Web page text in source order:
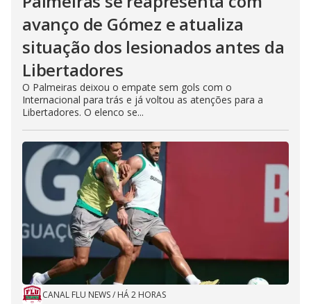
avanço de Gómez e atualiza
situação dos lesionados antes da
Libertadores
O Palmeiras deixou o empate sem gols com o
Internacional para trás e já voltou as atenções para a
Libertadores. O elenco se...
CANAL FLU NEWS/ HÁ 2 HORAS